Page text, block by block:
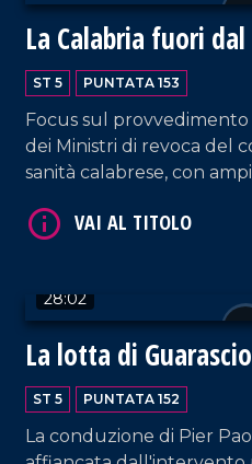
La Calabria fuori
della Sanità
ST 5 PUNTATA 153
Focus sul
dei Ministri di revoca del
sanità calabrese, con
governatore Roberto
28:02
La lotta di
ST 5 PUNTATA 152
La conduzione di Pier
VAI AL TITOLO